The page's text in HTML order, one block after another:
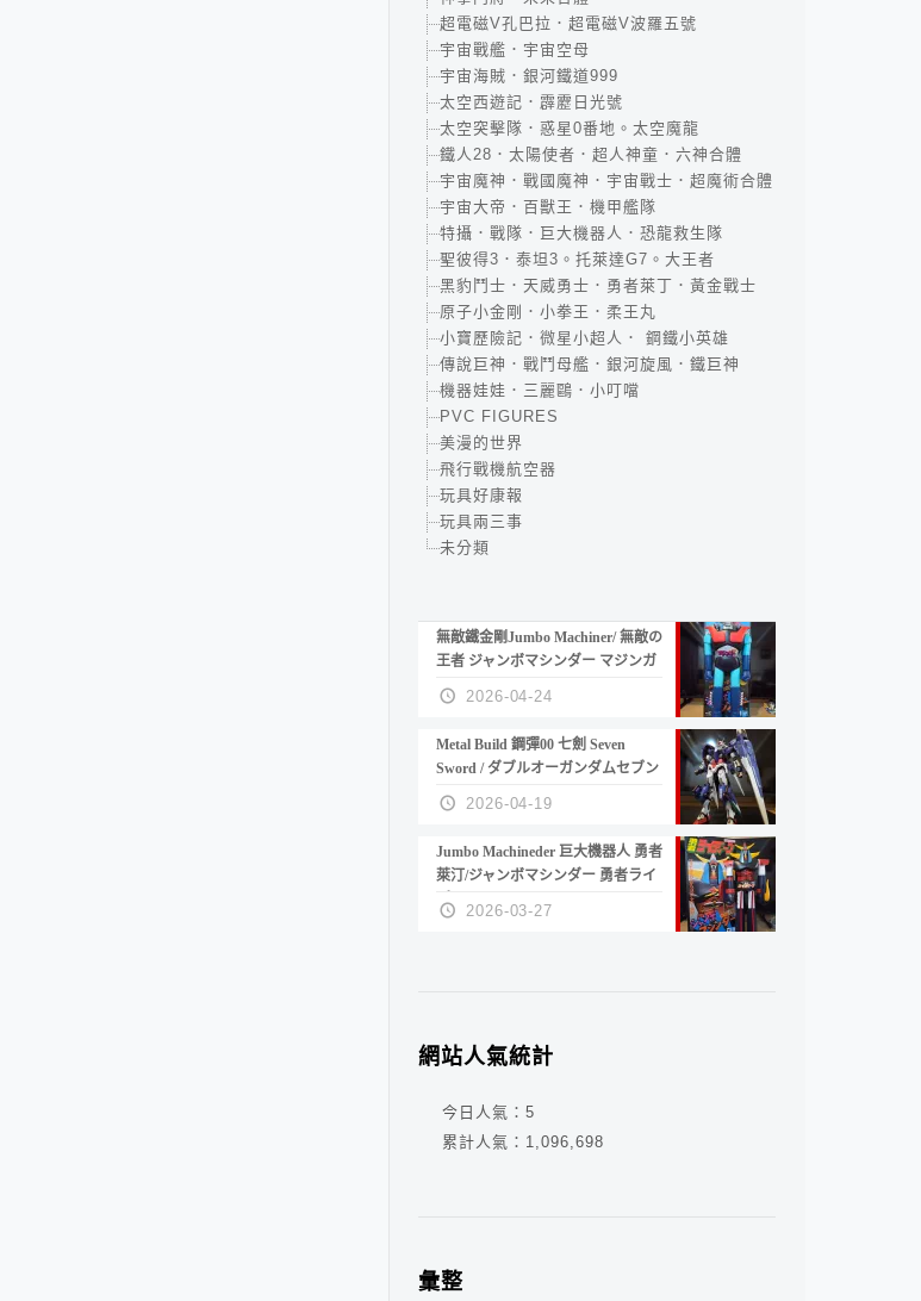
超電磁V孔巴拉．超電磁V波羅五號
宇宙戰艦．宇宙空母
宇宙海賊．銀河鐵道999
太空西遊記．霹靂日光號
太空突擊隊．惑星0番地。太空魔龍
鐵人28．太陽使者．超人神童．六神合體
宇宙魔神．戰國魔神．宇宙戰士．超魔術合體
宇宙大帝．百獸王．機甲艦隊
特攝．戰隊．巨大機器人．恐龍救生隊
聖彼得3．泰坦3。托萊達G7。大王者
黑豹鬥士．天威勇士．勇者萊丁．黃金戰士
原子小金剛．小拳王．柔王丸
小寶歷險記．微星小超人． 鋼鐵小英雄
傳說巨神．戰鬥母艦．銀河旋風．鐵巨神
機器娃娃．三麗鷗．小叮噹
PVC FIGURES
美漫的世界
飛行戰機航空器
玩具好康報
玩具兩三事
未分類
無敵鐵金剛Jumbo Machiner/ 無敵の
王者 ジャンボマシンダー マジンガ
ーZ
2026-04-24
Metal Build 鋼彈00 七劍 Seven
Sword / ダブルオーガンダムセブン
ソード/G
2026-04-19
Jumbo Machineder 巨大機器人 勇者
萊汀/ジャンボマシンダー 勇者ライ
ディーン
2026-03-27
網站人氣統計
今日人氣： 5
累計人氣： 1,096,698
彙整